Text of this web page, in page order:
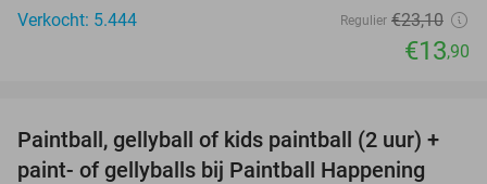
Verkocht: 5.444
Regulier €23,10
€13,90
41%
Paintball, gellyball of kids paintball (2 uur) +
paint- of gellyballs bij Paintball Happening